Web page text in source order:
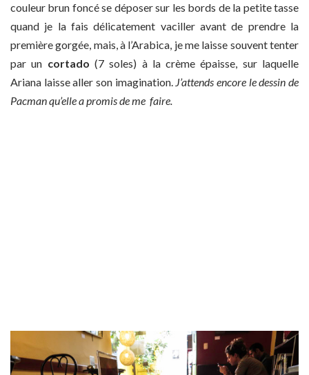
couleur brun foncé se déposer sur les bords de la petite tasse
quand je la fais délicatement vaciller avant de prendre la
première gorgée, mais, à l’Arabica, je me laisse souvent tenter
par un cortado (7 soles) à la crème épaisse, sur laquelle
Ariana laisse aller son imagination. J’attends encore le dessin de
Pacman qu’elle a promis de me faire.